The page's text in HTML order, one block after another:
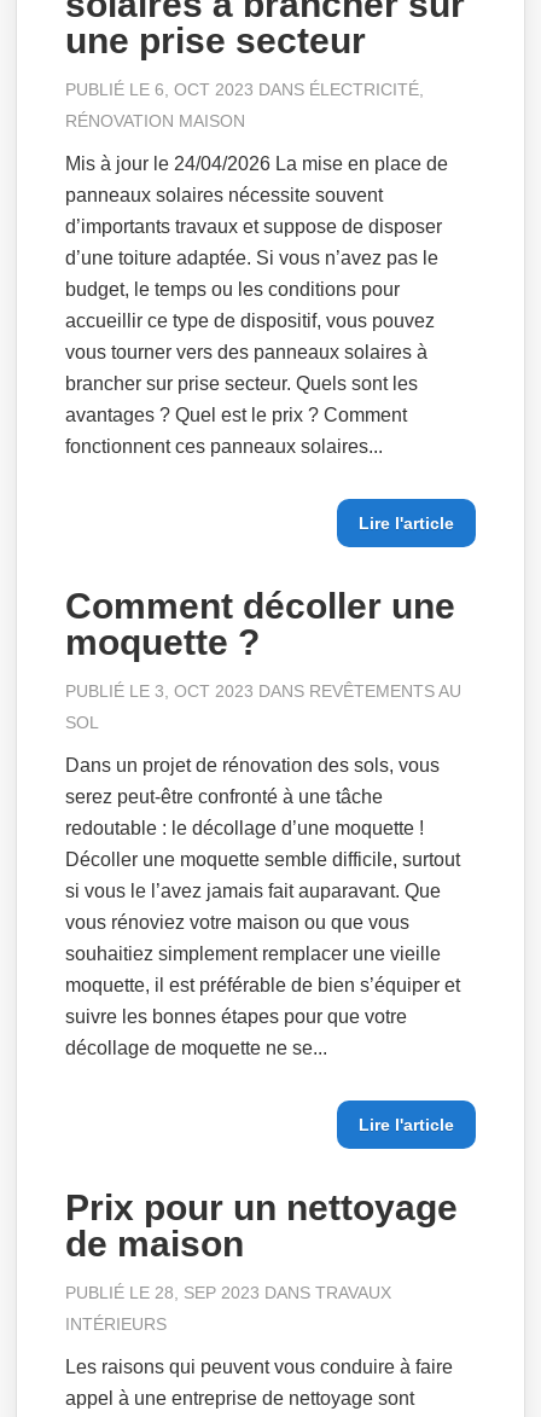
une prise secteur
PUBLIÉ LE 6, OCT 2023 DANS ÉLECTRICITÉ
RÉNOVATION MAISON
Mis à jour le 24/04/2026 La mise en place de
panneaux solaires nécessite souvent
d’importants travaux et suppose de disposer
d’une toiture adaptée. Si vous n’avez pas le
budget, le temps ou les conditions pour
accueillir ce type de dispositif, vous pouvez
vous tourner vers des panneaux solaires à
brancher sur prise secteur. Quels sont les
avantages ? Quel est le prix ? Comment
fonctionnent ces panneaux solaires...
Lire l'article
Comment décoller une
moquette ?
PUBLIÉ LE 3, OCT 2023 DANS REVÊTEMENTS AU
SOL
Dans un projet de rénovation des sols, vous
serez peut-être confronté à une tâche
redoutable : le décollage d’une moquette !
Décoller une moquette semble difficile, surtout
si vous le l’avez jamais fait auparavant. Que
vous rénoviez votre maison ou que vous
souhaitiez simplement remplacer une vieille
moquette, il est préférable de bien s’équiper et
suivre les bonnes étapes pour que votre
décollage de moquette ne se...
Lire l'article
Prix pour un nettoyage
de maison
PUBLIÉ LE 28, SEP 2023 DANSTRAVAUX
INTÉRIEURS
Les raisons qui peuvent vous conduire à faire
appel à une entreprise de nettoyage sont